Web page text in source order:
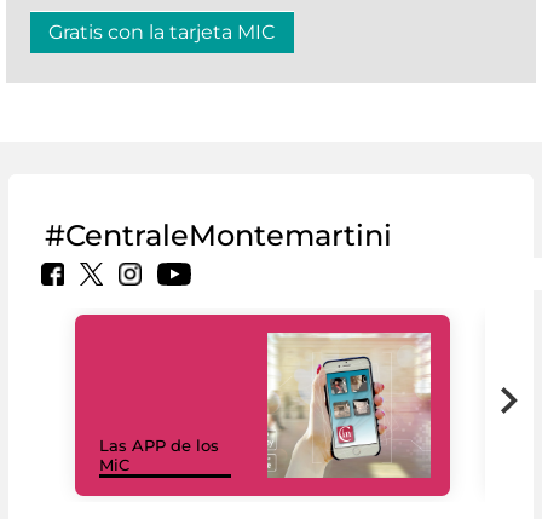
Gratis con la tarjeta MIC
#CentraleMontemartini
Las APP de los
MiC